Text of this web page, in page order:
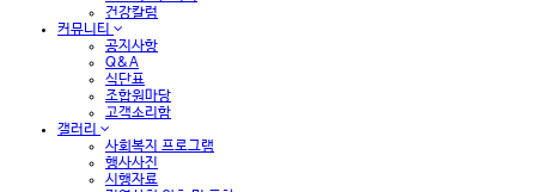
건강칼럼
커뮤니티
공지사항
Q&A
식단표
조합원마당
고객소리함
갤러리
사회복지 프로그램
행사사진
시행자료